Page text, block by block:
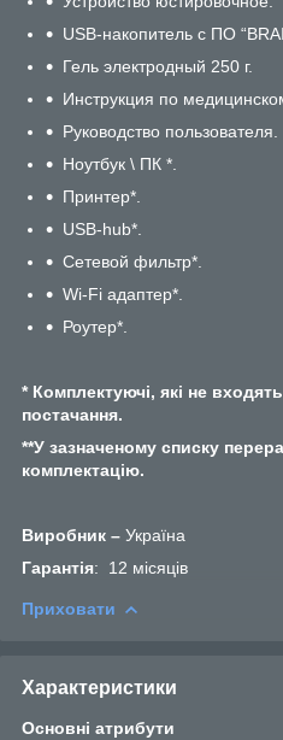
USB-накопитель с ПО
Гель электродный 250 г.
Инструкция по
Руководство пользователя.
Ноутбук \ ПК *.
Принтер*.
USB-hub*.
Сетевой фильтр*.
Wi-Fi адаптер*.
Роутер*.
* Комплектуючі, які не
постачання.
**У зазначеному списку
комплектацію.
Виробник – Україна
Гарантія: 12 місяців
Приховати
Характеристики
Основні атрибути